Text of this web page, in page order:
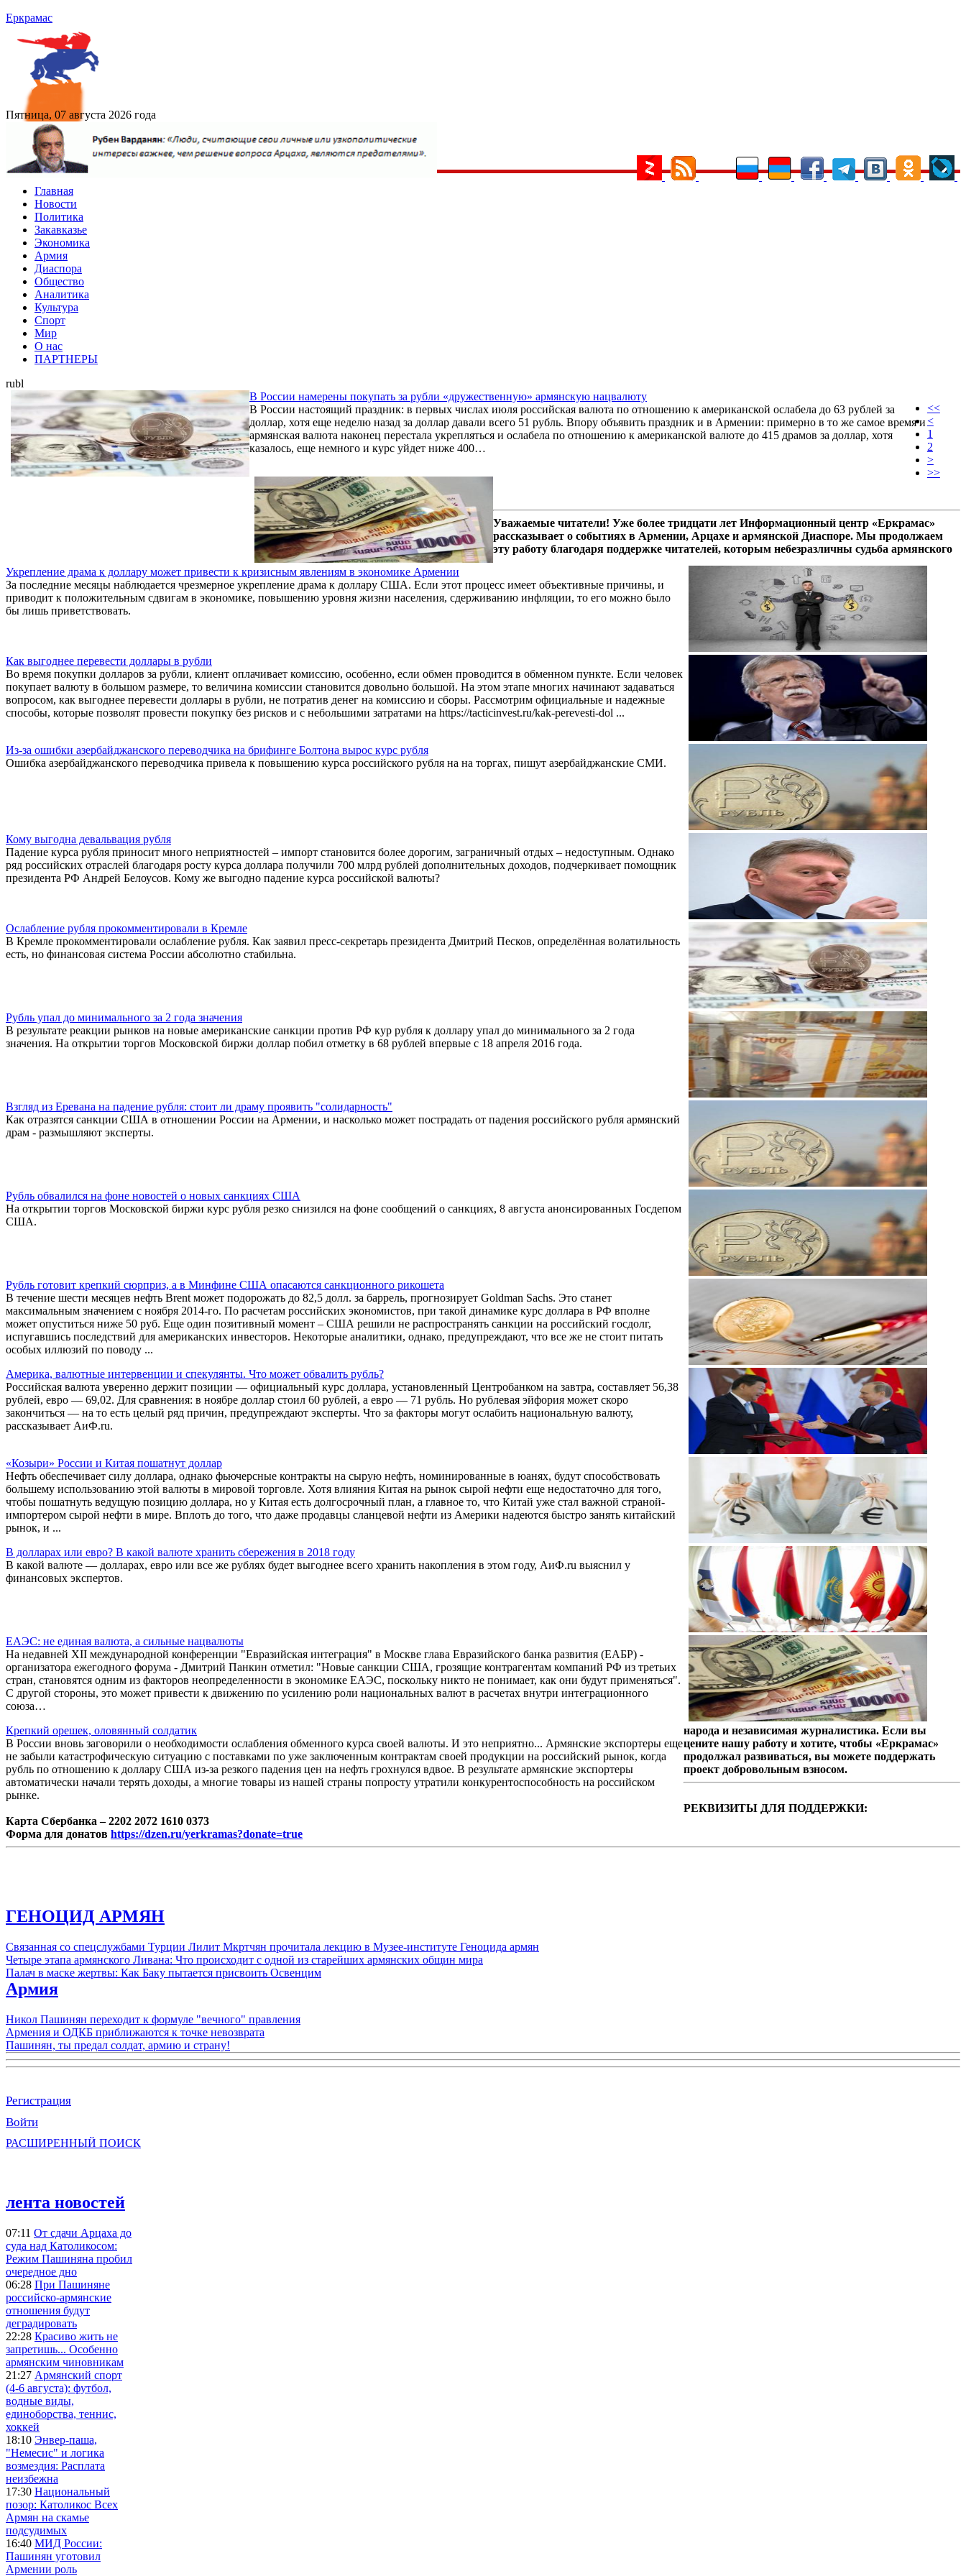
Еркрамас
Пятница, 07 августа 2026 года
Главная
Новости
Политика
Закавказье
Экономика
Армия
Диаспора
Общество
Аналитика
Культура
Спорт
Мир
О нас
ПАРТНЕРЫ
rubl
В России намерены покупать за рубли «дружественную» армянскую нацвалюту
В России настоящий праздник: в первых числах июля российская валюта по отношению к американской ослабела до 63 рублей за
доллар, хотя еще неделю назад за доллар давали всего 51 рубль. Впору объявить праздник и в Армении: примерно в то же самое время и
армянская валюта наконец перестала укрепляться и ослабела по отношению к американской валюте до 415 драмов за доллар, хотя
казалось, еще немного и курс уйдет ниже 400…
Укрепление драма к доллару может привести к кризисным явлениям в экономике Армении
За последние месяцы наблюдается чрезмерное укрепление драма к доллару США. Если этот процесс имеет объективные причины, и
приводит к положительным сдвигам в экономике, повышению уровня жизни населения, сдерживанию инфляции, то его можно было
бы лишь приветствовать.
Как выгоднее перевести доллары в рубли
Во время покупки долларов за рубли, клиент оплачивает комиссию, особенно, если обмен проводится в обменном пункте. Если человек
покупает валюту в большом размере, то величина комиссии становится довольно большой. На этом этапе многих начинают задаваться
вопросом, как выгоднее перевести доллары в рубли, не потратив денег на комиссию и сборы. Рассмотрим официальные и надежные
способы, которые позволят провести покупку без рисков и с небольшими затратами на https://tacticinvest.ru/kak-perevesti-dol ...
Из-за ошибки азербайджанского переводчика на брифинге Болтона вырос курс рубля
Ошибка азербайджанского переводчика привела к повышению курса российского рубля на на торгах, пишут азербайджанские СМИ.
Кому выгодна девальвация рубля
Падение курса рубля приносит много неприятностей – импорт становится более дорогим, заграничный отдых – недоступным. Однако
ряд российских отраслей благодаря росту курса доллара получили 700 млрд рублей дополнительных доходов, подчеркивает помощник
президента РФ Андрей Белоусов. Кому же выгодно падение курса российской валюты?
Ослабление рубля прокомментировали в Кремле
В Кремле прокомментировали ослабление рубля. Как заявил пресс-секретарь президента Дмитрий Песков, определённая волатильность
есть, но финансовая система России абсолютно стабильна.
Рубль упал до минимального за 2 года значения
В результате реакции рынков на новые американские санкции против РФ кур рубля к доллару упал до минимального за 2 года
значения. На открытии торгов Московской биржи доллар побил отметку в 68 рублей впервые с 18 апреля 2016 года.
Взгляд из Еревана на падение рубля: стоит ли драму проявить "солидарность"
Как отразятся санкции США в отношении России на Армении, и насколько может пострадать от падения российского рубля армянский
драм - размышляют эксперты.
Рубль обвалился на фоне новостей о новых санкциях США
На открытии торгов Московской биржи курс рубля резко снизился на фоне сообщений о санкциях, 8 августа анонсированных Госдепом
США.
Рубль готовит крепкий сюрприз, а в Минфине США опасаются санкционного рикошета
В течение шести месяцев нефть Brent может подорожать до 82,5 долл. за баррель, прогнозирует Goldman Sachs. Это станет
максимальным значением с ноября 2014-го. По расчетам российских экономистов, при такой динамике курс доллара в РФ вполне
может опуститься ниже 50 руб. Еще один позитивный момент – США решили не распространять санкции на российский госдолг,
испугавшись последствий для американских инвесторов. Некоторые аналитики, однако, предупреждают, что все же не стоит питать
особых иллюзий по поводу ...
Америка, валютные интервенции и спекулянты. Что может обвалить рубль?
Российская валюта уверенно держит позиции — официальный курс доллара, установленный Центробанком на завтра, составляет 56,38
рублей, евро — 69,02. Для сравнения: в ноябре доллар стоил 60 рублей, а евро — 71 рубль. Но рублевая эйфория может скоро
закончиться — на то есть целый ряд причин, предупреждают эксперты. Что за факторы могут ослабить национальную валюту,
рассказывает АиФ.ru.
«Козыри» России и Китая пошатнут доллар
Нефть обеспечивает силу доллара, однако фьючерсные контракты на сырую нефть, номинированные в юанях, будут способствовать
большему использованию этой валюты в мировой торговле. Хотя влияния Китая на рынок сырой нефти еще недостаточно для того,
чтобы пошатнуть ведущую позицию доллара, но у Китая есть долгосрочный план, а главное то, что Китай уже стал важной страной-
импортером сырой нефти в мире. Вплоть до того, что даже продавцы сланцевой нефти из Америки надеются быстро занять китайский
рынок, и ...
В долларах или евро? В какой валюте хранить сбережения в 2018 году
В какой валюте — долларах, евро или все же рублях будет выгоднее всего хранить накопления в этом году, АиФ.ru выяснил у
финансовых экспертов.
ЕАЭС: не единая валюта, а сильные нацвалюты
На недавней XII международной конференции "Евразийская интеграция" в Москве глава Евразийского банка развития (ЕАБР) -
организатора ежегодного форума - Дмитрий Панкин отметил: "Новые санкции США, грозящие контрагентам компаний РФ из третьих
стран, становятся одним из факторов неопределенности в экономике ЕАЭС, поскольку никто не понимает, как они будут применяться".
С другой стороны, это может привести к движению по усилению роли национальных валют в расчетах внутри интеграционного
союза…
Крепкий орешек, оловянный солдатик
В России вновь заговорили о необходимости ослабления обменного курса своей валюты. И это неприятно... Армянские экспортеры еще
не забыли катастрофическую ситуацию с поставками по уже заключенным контрактам своей продукции на российский рынок, когда
рубль по отношению к доллару США из-за резкого падения цен на нефть грохнулся вдвое. В результате армянские экспортеры
автоматически начали терять доходы, а многие товары из нашей страны попросту утратили конкурентоспособность на российском
рынке.
<<
<
1
2
>
>>
Уважаемые читатели! Уже более тридцати лет Информационный центр «Еркрамас»
рассказывает о событиях в Армении, Арцахе и армянской Диаспоре. Мы продолжаем
эту работу благодаря поддержке читателей, которым небезразличны судьба армянского
народа и независимая журналистика. Если вы
цените нашу работу и хотите, чтобы «Еркрамас»
продолжал развиваться, вы можете поддержать
проект добровольным взносом.
РЕКВИЗИТЫ ДЛЯ ПОДДЕРЖКИ:
Карта Сбербанка – 2202 2072 1610 0373
Форма для донатов https://dzen.ru/yerkramas?donate=true
ГЕНОЦИД АРМЯН
Связанная со спецслужбами Турции Лилит Мкртчян прочитала лекцию в Музее-институте Геноцида армян
Четыре этапа армянского Ливана: Что происходит с одной из старейших армянских общин мира
Палач в маске жертвы: Как Баку пытается присвоить Освенцим
Армия
Никол Пашинян переходит к формуле "вечного" правления
Армения и ОДКБ приближаются к точке невозврата
Пашинян, ты предал солдат, армию и страну!
Регистрация
Войти
РАСШИРЕННЫЙ ПОИСК
лента новостей
07:11 От сдачи Арцаха до
суда над Католикосом:
Режим Пашиняна пробил
очередное дно
06:28 При Пашиняне
российско-армянские
отношения будут
деградировать
22:28 Красиво жить не
запретишь... Особенно
армянским чиновникам
21:27 Армянский спорт
(4-6 августа): футбол,
водные виды,
единоборства, теннис,
хоккей
18:10 Энвер-паша,
"Немесис" и логика
возмездия: Расплата
неизбежна
17:30 Национальный
позор: Католикос Всех
Армян на скамье
подсудимых
16:40 МИД России:
Пашинян уготовил
Армении роль